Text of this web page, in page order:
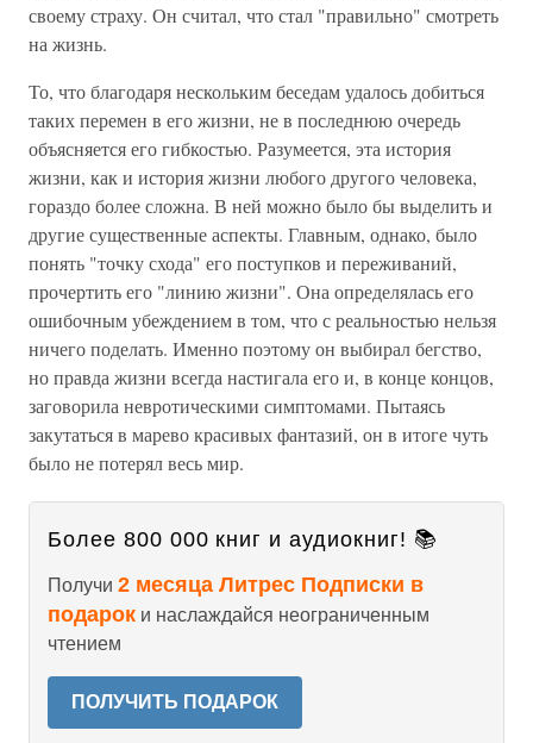
своему страху. Он считал, что стал "правильно" смотреть
на жизнь.
То, что благодаря нескольким беседам удалось добиться
таких перемен в его жизни, не в последнюю очередь
объясняется его гибкостью. Разумеется, эта история
жизни, как и история жизни любого другого человека,
гораздо более сложна. В ней можно было бы выделить и
другие существенные аспекты. Главным, однако, было
понять "точку схода" его поступков и переживаний,
прочертить его "линию жизни". Она определялась его
ошибочным убеждением в том, что с реальностью нельзя
ничего поделать. Именно поэтому он выбирал бегство,
но правда жизни всегда настигала его и, в конце концов,
заговорила невротическими симптомами. Пытаясь
закутаться в марево красивых фантазий, он в итоге чуть
было не потерял весь мир.
Более 800 000 книг и аудиокниг! 📚
Получи 2 месяца Литрес Подписки в
подарок и наслаждайся неограниченным
чтением
ПОЛУЧИТЬ ПОДАРОК